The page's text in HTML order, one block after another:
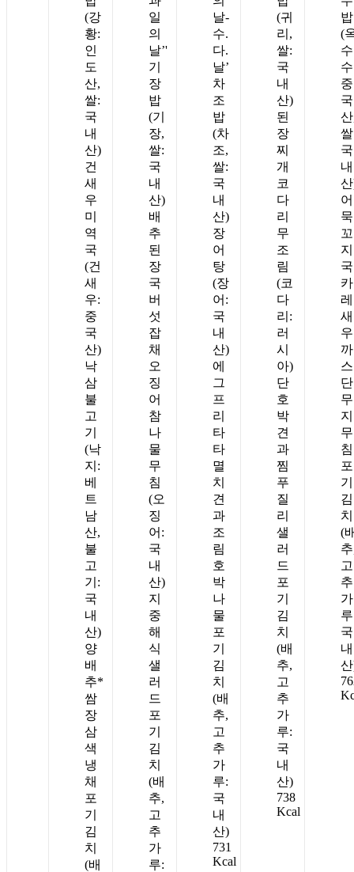
(강
황:
인
도
산,
쌀:
국
내
산)
건
새
우
미
역
국
(건
새
우:
중
국
산)
낙
삼
불
고
기
(낙
지:
베
트
남
산,
불
고
기:
국
내
산)
양
배
추*
쌈
장
삼
색
냉
채
포
기
김
치
(배
일
의
날’'
기
장
밥
(기
장,
쌀:
국
내
산)
배
추
된
장
국
버
섯
잡
채
오
징
어
참
나
물
무
침
(오
징
어:
국
내
산)
지
중
해
식
샐
러
드
포
기
김
치
(배
추,
고
추
가
루:
날-
수.
다.
날’
차
조
밥
(차
조,
쌀:
국
내
산)
장
어
탕
(장
어:
국
내
산)
에
그
프
리
타
타
멸
치
견
과
조
림
호
박
나
물
포
기
김
치
(배
추,
고
추
가
루:
국
내
산)
731
Kcal
(귀
리,
쌀:
국
내
산)
된
장
찌
개
코
다
리
무
조
림
(코
다
리:
러
시
아)
단
호
박
견
과
찜
푸
질
리
샐
러
드
포
기
김
치
(배
추,
고
추
가
루:
국
내
산)
738
Kcal
밥
(
수
중
국
국
내
어
묵
꼬
지
국
카
레
새
우
까
스
단
무
지
무
침
포
기
김
치
(
고
추
가
국
내